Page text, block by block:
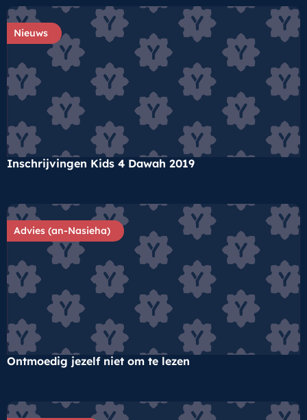
Nieuws
Inschrijvingen Kids 4 Dawah 2019
Advies (an-Nasieha)
Ontmoedig jezelf niet om te lezen